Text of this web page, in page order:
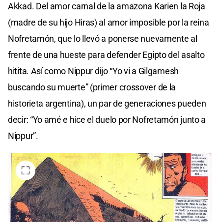
Akkad. Del amor carnal de la amazona Karien la Roja
(madre de su hijo Hiras) al amor imposible por la reina
Nofretamón, que lo llevó a ponerse nuevamente al
frente de una hueste para defender Egipto del asalto
hitita. Así como Nippur dijo “Yo vi a Gilgamesh
buscando su muerte” (primer crossover de la
historieta argentina), un par de generaciones pueden
decir: “Yo amé e hice el duelo por Nofretamón junto a
Nippur”.